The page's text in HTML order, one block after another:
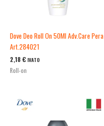
Dove Deo Roll On 50Ml Adv.Care Pera
Art.284021
2,18 € IVATO
Roll-on